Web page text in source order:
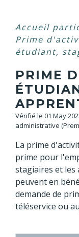
Accueil
Prime
étudiant,
PRIME
Vérifié le 01 May
administrative
La prime
prime pour
stagiaires et les
peuvent en
demande de
téléservice ou